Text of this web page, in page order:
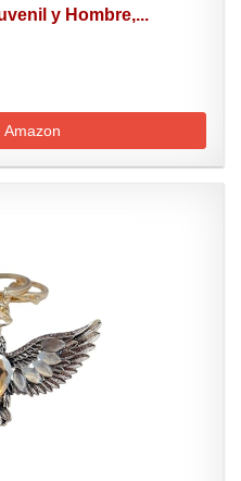
y Hombre,...
Amazon